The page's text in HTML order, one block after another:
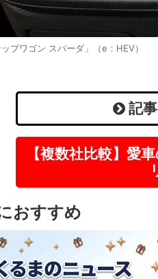
プワゴン スパーダ」（e：HEV）
記
【複数社比較】愛
おすすめ